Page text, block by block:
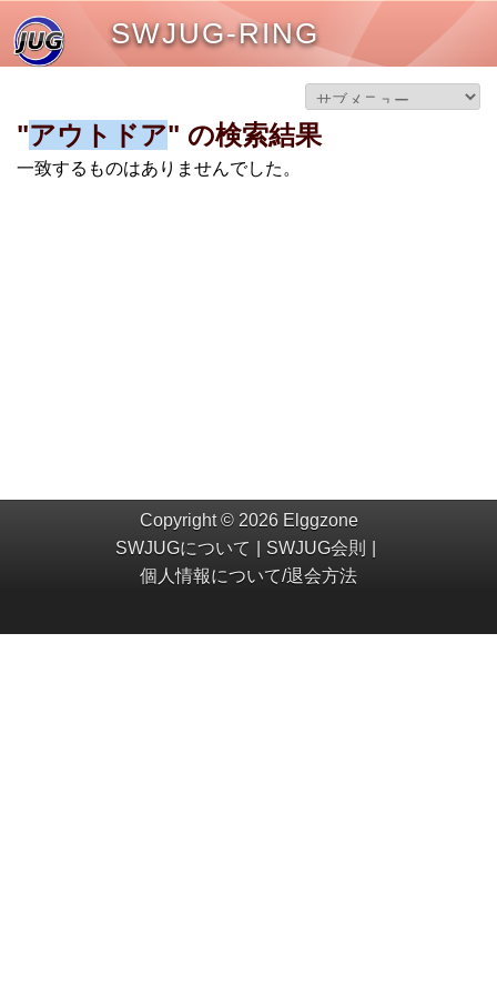
SWJUG-RING
"アウトドア" の検索結果
一致するものはありませんでした。
Copyright © 2026 Elggzone
SWJUGについて
SWJUG会則
個人情報について/退会方法